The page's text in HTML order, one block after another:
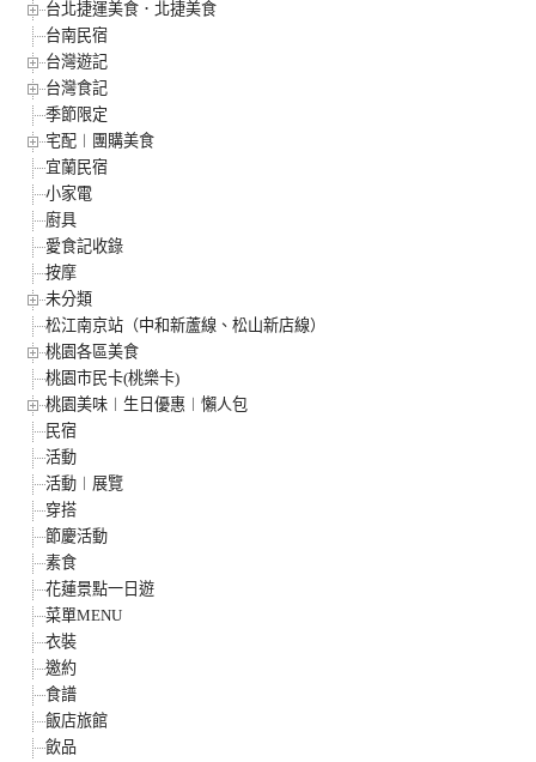
台北捷運美食．北捷美食
台南民宿
台灣遊記
台灣食記
季節限定
宅配︱團購美食
宜蘭民宿
小家電
廚具
愛食記收錄
按摩
未分類
松江南京站（中和新蘆線、松山新店線）
桃園各區美食
桃園市民卡(桃樂卡)
桃園美味︱生日優惠︱懶人包
民宿
活動
活動︱展覽
穿搭
節慶活動
素食
花蓮景點一日遊
菜單MENU
衣裝
邀約
食譜
飯店旅館
飲品